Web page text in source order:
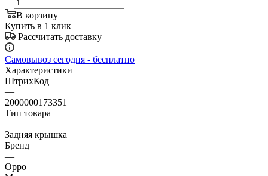
В корзину
Купить в 1 клик
Рассчитать доставку
Самовывоз сегодня - бесплатно
Характеристики
ШтрихКод
—
2000000173351
Тип товара
—
Задняя крышка
Бренд
—
Oppo